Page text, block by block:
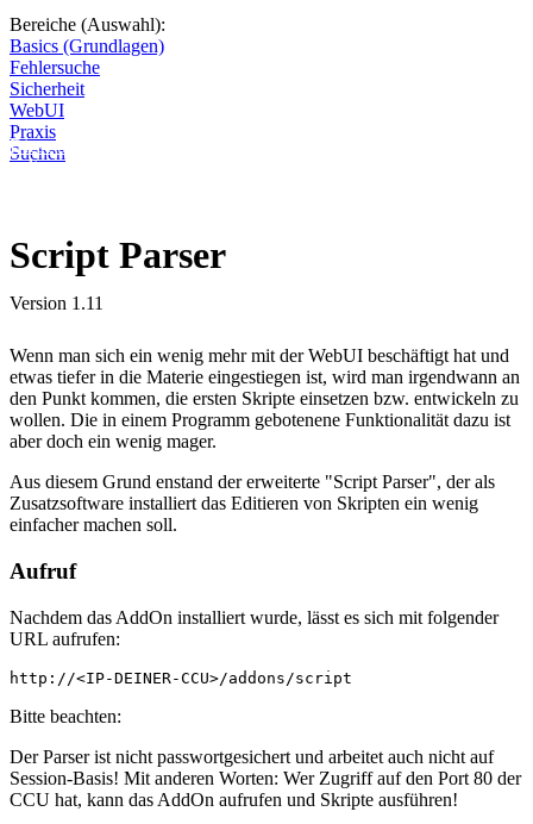
Bereiche (Auswahl):
Basics (Grundlagen)
Fehlersuche
Sicherheit
WebUI
Praxis
Suchen
Diese Seite wird nicht weitergeführt, bleibt aber als digitales Archiv
online. Vielen Dank für deinen Besuch!
Script Parser
Version 1.11
Wenn man sich ein wenig mehr mit der WebUI beschäftigt hat und
etwas tiefer in die Materie eingestiegen ist, wird man irgendwann an
den Punkt kommen, die ersten Skripte einsetzen bzw. entwickeln zu
wollen. Die in einem Programm gebotenene Funktionalität dazu ist
aber doch ein wenig mager.
Aus diesem Grund enstand der erweiterte "Script Parser", der als
Zusatzsoftware installiert das Editieren von Skripten ein wenig
einfacher machen soll.
Aufruf
Nachdem das AddOn installiert wurde, lässt es sich mit folgender
URL aufrufen:
http://<IP-DEINER-CCU>/addons/script
Bitte beachten:
Der Parser ist nicht passwortgesichert und arbeitet auch nicht auf
Session-Basis! Mit anderen Worten: Wer Zugriff auf den Port 80 der
CCU hat, kann das AddOn aufrufen und Skripte ausführen!